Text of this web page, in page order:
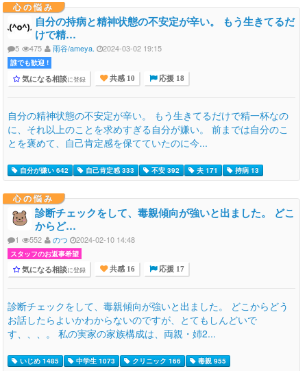
心の悩み
自分の持病と精神状態の不安定が辛い。 もう生きてるだ
けで精…
5 475 雨谷/ameya. 2024-03-02 19:15
誰でも歓迎 !
気になる相談に登録 共感 10 応援 18
自分の精神状態の不安定が辛い。 もう生きてるだけで精一杯なの
に、それ以上のことを求めすぎる自分が嫌い。 前までは自分のこ
とを褒めて、自己肯定感を保てていたのに今...
自分が嫌い 642 自己肯定感 333 不安 392 夫 171 持病 13
心の悩み
診断チェックをして、毒親傾向が強いと出ました。 どこ
からど…
1 552 のつ 2024-02-10 14:48
スタッフのお返事希望
気になる相談に登録 共感 16 応援 17
診断チェックをして、毒親傾向が強いと出ました。 どこからどう
お話したらよいかわからないのですが、とてもしんどいで
す、、、。 私の実家の家族構成は、両親・姉2...
いじめ 1485 中学生 1073 クリニック 166
毒親 955